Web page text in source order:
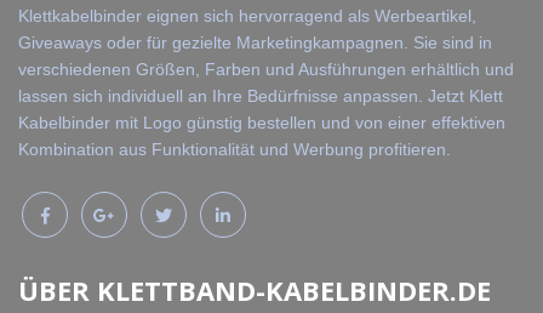
Klettkabelbinder eignen sich hervorragend als Werbeartikel,
Giveaways oder für gezielte Marketingkampagnen. Sie sind in
verschiedenen Größen, Farben und Ausführungen erhältlich und
lassen sich individuell an Ihre Bedürfnisse anpassen. Jetzt Klett
Kabelbinder mit Logo günstig bestellen und von einer effektiven
Kombination aus Funktionalität und Werbung profitieren.
ÜBER KLETTBAND-KABELBINDER.DE